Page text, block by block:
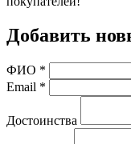
Добавить
ФИО *
Email *
Достоинства